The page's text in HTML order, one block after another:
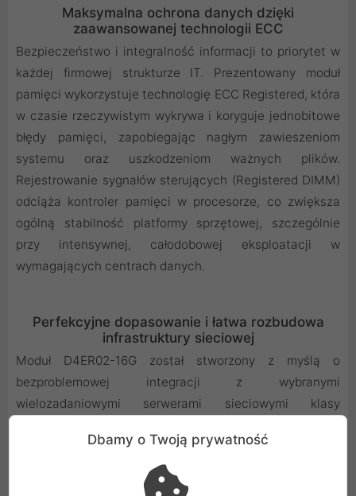
Maksymalna ochrona danych dzięki
zaawansowanej technologii ECC
Bezpieczeństwo i integralność informacji to priorytet w
każdej firmowej strukturze IT. Prezentowany moduł
pamięci wykorzystuje technologię ECC Registered, która
w czasie rzeczywistym wykrywa i koryguje jednobitowe
błędy pamięci, zapobiegając nagłym zawieszeniom
systemu oraz uszkodzeniom ważnych plików.
Rejestrowanie sygnałów sterujących (Registered DIMM)
odciąża kontroler pamięci w procesorze, co zwiększa
ogólną stabilność platformy sprzętowej, szczególnie
przy intensywnej, całodobowej eksploatacji w
wymagających centrach danych.
Perfekcyjne dopasowanie i łatwa rozbudowa
infrastruktury sieciowej
Moduł D4ER02-16G został stworzony z myślą o
bezproblemowej integracji z wybranymi
wielozadaniowymi serwerami sieciowymi klasy
techniczną urządzeń docelowych eliminuje ryzyko
problemów z kompatybilnością oraz ułatwia instalację
typu plug-and-play. W przypadku konfiguracji
Dbamy o Twoją prywatność